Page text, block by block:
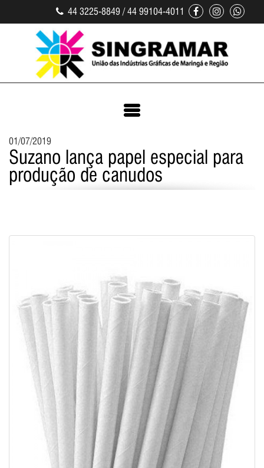
44 3225-8849 / 44 99104-4011
01/07/2019
Suzano lança papel especial para
produção de canudos